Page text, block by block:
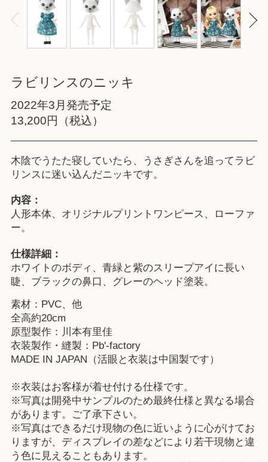
ラビリンスのニッキ
2022年3月発売予定
13,200円（税込）
木陰でうたた寝していたら、うさぎさんを追ってラビ
リンスに迷い込んだニッキです。
内容：
人形本体、オリジナルプリントワンピース、ローファ
ー。
仕様詳細：
ホワイトのボディ、青緑と紫のスリープアイに長い
睫、ブラックの鼻口、グレーのヘッド塗装。
素材：PVC、他
全高約20cm
原型製作：川本有里佳
衣装製作・縫製：Pb'-factory
MADE IN JAPAN（活眼と衣装は中国製です）
※衣装はお客様が着せ付ける仕様です。
※写真は開発中サンプルのため最終仕様と異なる場合
があります。ご了承下さい。
※写真はできるだけ現物の色に近いように心がけてお
りますが、ディスプレイの差などにより若干現物と違
う色に見えることもあります。